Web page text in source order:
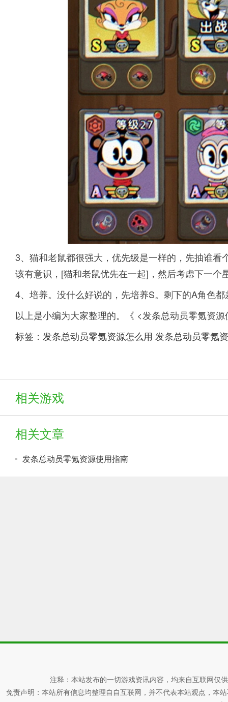
3、猫和老鼠都很强大，优先级是一样的，先抽谁
该有意识，[猫和老鼠优先在一起]，然后考虑下一个
4、培养。没什么好说的，先培养S。剩下的A角色
以上是小编为大家整理的。《 <发条总动员零氪资
标签： 发条总动员零氪资源怎么用 发条总动员零氪
相关游戏
相关文章
发条总动员零氪资源使用指南
注释：本站发布的一切游戏资讯内容，均来自互联网仅
免责声明：本站所有信息均整理自自互联网，并不代表本站观点，本